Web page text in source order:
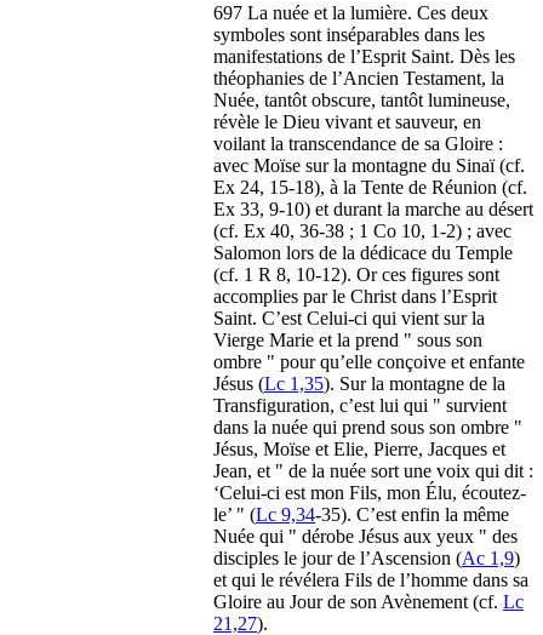
697 La nuée et la lumière. Ces deux
symboles sont inséparables dans les
manifestations de l’Esprit Saint. Dès les
théophanies de l’Ancien Testament, la
Nuée, tantôt obscure, tantôt lumineuse,
révèle le Dieu vivant et sauveur, en
voilant la transcendance de sa Gloire :
avec Moïse sur la montagne du Sinaï (cf.
Ex 24, 15-18), à la Tente de Réunion (cf.
Ex 33, 9-10) et durant la marche au désert
(cf. Ex 40, 36-38 ; 1 Co 10, 1-2) ; avec
Salomon lors de la dédicace du Temple
(cf. 1 R 8, 10-12). Or ces figures sont
accomplies par le Christ dans l’Esprit
Saint. C’est Celui-ci qui vient sur la
Vierge Marie et la prend " sous son
ombre " pour qu’elle conçoive et enfante
Jésus (Lc 1,35). Sur la montagne de la
Transfiguration, c’est lui qui " survient
dans la nuée qui prend sous son ombre "
Jésus, Moïse et Elie, Pierre, Jacques et
Jean, et " de la nuée sort une voix qui dit :
‘Celui-ci est mon Fils, mon Élu, écoutez-
le’ " (Lc 9,34-35). C’est enfin la même
Nuée qui " dérobe Jésus aux yeux " des
disciples le jour de l’Ascension (Ac 1,9)
et qui le révélera Fils de l’homme dans sa
Gloire au Jour de son Avènement (cf. Lc
21,27).